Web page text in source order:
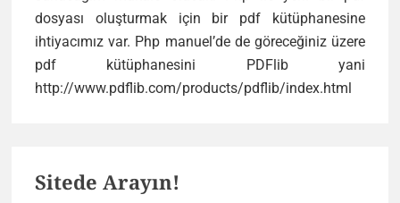
dosyası oluşturmak için bir pdf kütüphanesine
ihtiyacımız var. Php manuel’de de göreceğiniz üzere
pdf kütüphanesini PDFlib yani
http://www.pdflib.com/products/pdflib/index.html
Sitede Arayın!